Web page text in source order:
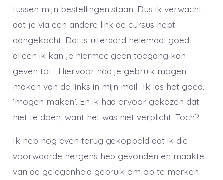
tussen mijn bestellingen staan. Dus ik verwacht
dat je via een andere link de cursus hebt
aangekocht. Dat is uiteraard helemaal goed
alleen ik kan je hiermee geen toegang kan
geven tot . Hiervoor had je gebruik mogen
maken van de links in mijn mail.’ Ik las het goed,
‘mogen maken’. En ik had ervoor gekozen dat
niet te doen, want het was niet verplicht. Toch?
Ik heb nog even terug gekoppeld dat ik die
voorwaarde nergens heb gevonden en maakte
van de gelegenheid gebruik om op te merken